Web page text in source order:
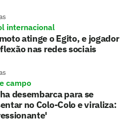
internacional
atinge o Egito, e jogador
nas redes sociais
campo
desembarca para se
no Colo-Colo e viraliza: